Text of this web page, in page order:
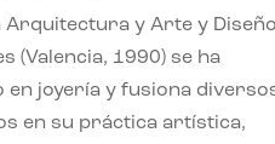
Arquitectura y Arte y
(Valencia, 1990) se ha
en joyería y fusiona
en su práctica artística,